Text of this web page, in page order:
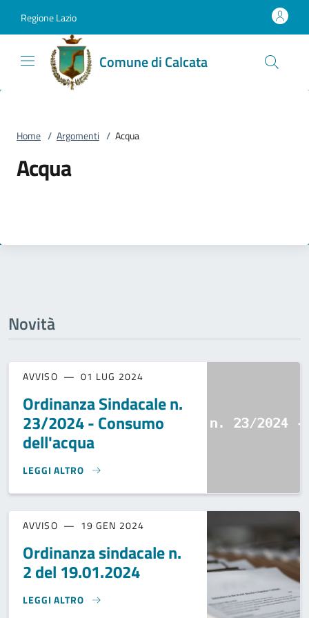
Regione Lazio
Comune di Calcata
Home / Argomenti / Acqua
Acqua
Novità
AVVISO 01 LUG 2024
Ordinanza Sindacale n.
23/2024 - Consumo
dell'acqua
LEGGI ALTRO
ORDINANZA SINDACALE N. 23/2024 - CONSUMO
AVVISO 19 GEN 2024
Ordinanza sindacale n.
2 del 19.01.2024
LEGGI ALTRO
ORDINANZA SINDACALE N. 2 DEL 19.01.2024}